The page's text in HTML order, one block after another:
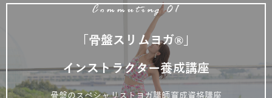
Commuting 01
「骨盤スリムヨガ®」
インストラクター養成講座
骨盤のスペシャリストヨガ講師育成資格講座